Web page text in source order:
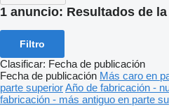
1 anuncio: Resultados de
Filtro
Clasificar: Fecha de publicación
Fecha de publicación Más caro en
parte superiorAño de fabricación -
fabricación - más antiguo en parte